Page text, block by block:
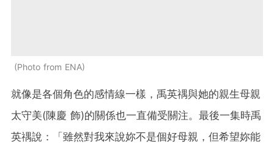
Photo from ENA
就像是各個角色的感情線一樣，禹英禑與她的親生母親
太守美(陳慶 飾)的關係也一直備受關注。最後一集時禹
英禑說：「雖然對我來說妳不是個好母親，但希望妳能